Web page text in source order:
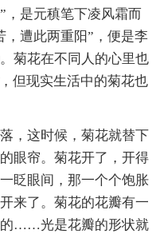
，是元稹笔下凌风霜而
遭此两重阳”，便是李
菊花在不同人的心里也
但现实生活中的菊花也
，这时候，菊花就替下
眼帘。菊花开了，开得
眨眼间，那一个个饱胀
来了。菊花的花瓣有一
的……光是花瓣的形状就